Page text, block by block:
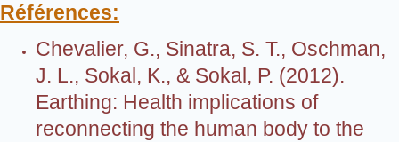
Références:
Chevalier, G., Sinatra, S. T., Oschman,
J. L., Sokal, K., & Sokal, P. (2012).
Earthing: Health implications of
reconnecting the human body to the